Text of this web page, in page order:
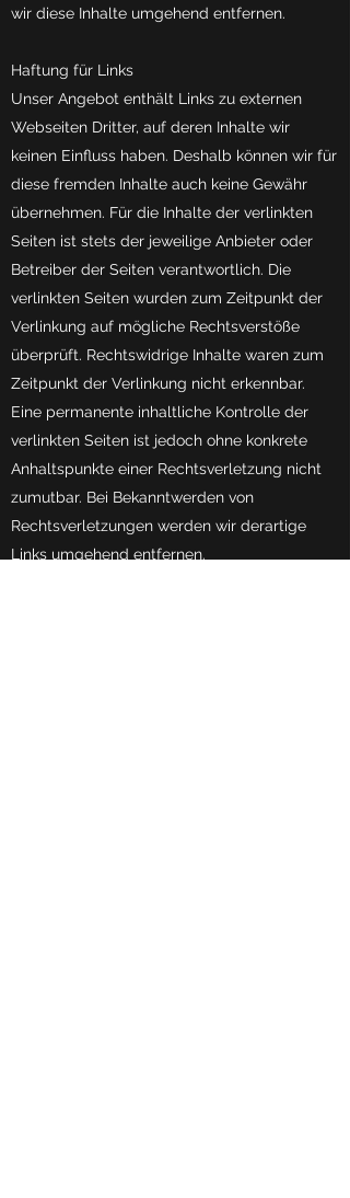
wir diese Inhalte umgehend entfernen.
Haftung für Links
Unser Angebot enthält Links zu externen
Webseiten Dritter, auf deren Inhalte wir
keinen Einfluss haben. Deshalb können wir für
diese fremden Inhalte auch keine Gewähr
übernehmen. Für die Inhalte der verlinkten
Seiten ist stets der jeweilige Anbieter oder
Betreiber der Seiten verantwortlich. Die
verlinkten Seiten wurden zum Zeitpunkt der
Verlinkung auf mögliche Rechtsverstöße
überprüft. Rechtswidrige Inhalte waren zum
Zeitpunkt der Verlinkung nicht erkennbar.
Eine permanente inhaltliche Kontrolle der
verlinkten Seiten ist jedoch ohne konkrete
Anhaltspunkte einer Rechtsverletzung nicht
zumutbar. Bei Bekanntwerden von
Rechtsverletzungen werden wir derartige
Links umgehend entfernen.